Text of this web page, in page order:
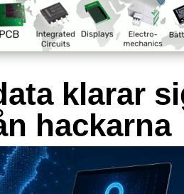
klarar
hackarna